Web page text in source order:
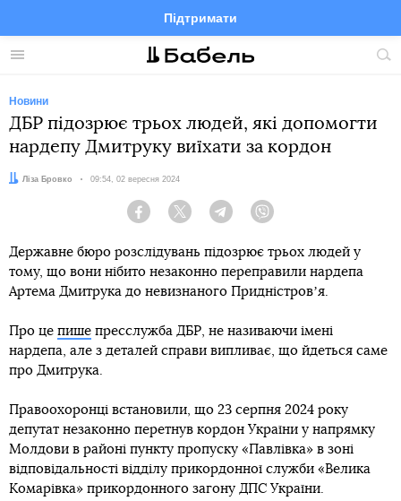
Меню
Підтримати
FacebookTelegramTwitter
Новини
ДБР підозрює трьох людей, які допомогти
нардепу Дмитруку виїхати за кордон
Автор:
Ліза Бровко Дата:
09:54, 02 вересня 2024
Facebook Twitter Telegram
Державне бюро розслідувань підозрює трьох людей у
тому, що вони нібито незаконно переправили нардепа
Артема Дмитрука до невизнаного Придністровʼя.
Про це пише пресслужба ДБР, не називаючи імені
нардепа, але з деталей справи випливає, що йдеться саме
про Дмитрука.
Правоохоронці встановили, що 23 серпня 2024 року
депутат незаконно перетнув кордон України у напрямку
Молдови в районі пункту пропуску «Павлівка» в зоні
відповідальності відділу прикордонної служби «Велика
Комарівка» прикордонного загону ДПС України.